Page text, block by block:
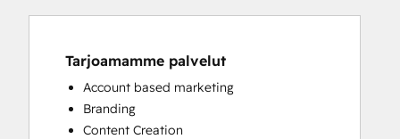
Tarjoamamme palvelut
Account based marketing
Branding
Content Creation